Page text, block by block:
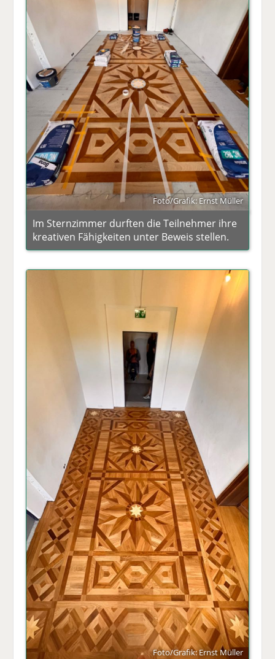
Foto/Grafik: Ernst Müller
Im Sternzimmer durften die Teilnehmer ihre
kreativen Fähigkeiten unter Beweis stellen.
Foto/Grafik: Ernst Müller